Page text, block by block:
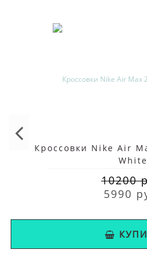
Кроссовки Nike Air
White
10200
5990